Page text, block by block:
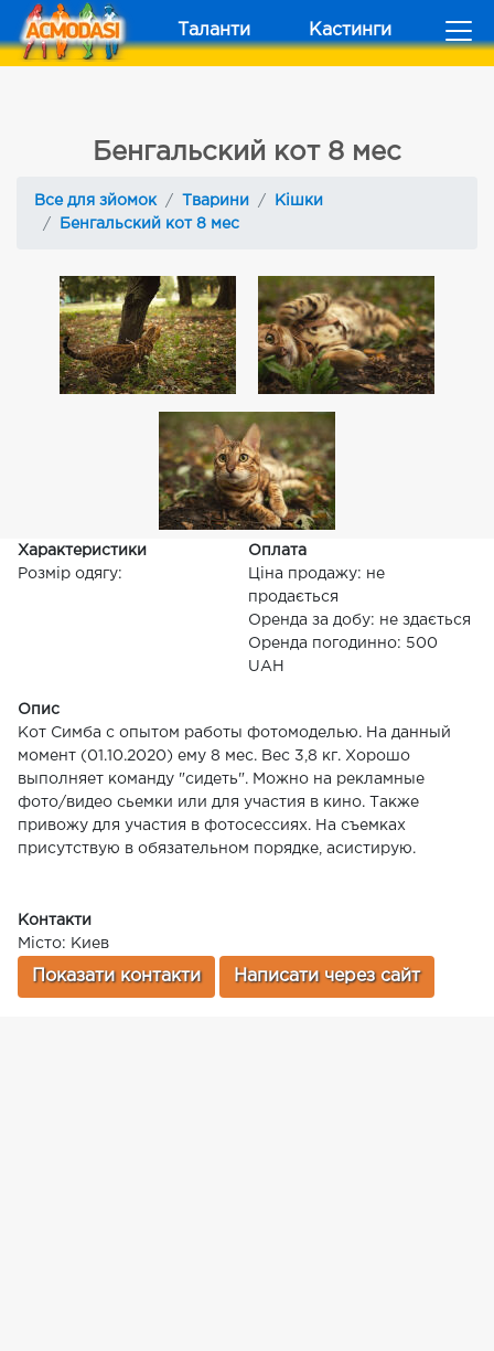
Таланти Кастинги
Бенгальский кот 8 мес
Все для зйомок Тварини
Кішки
Бенгальский кот 8 мес
Характеристики
Розмір одягу:
Оплата
Ціна продажу: не
продається
Оренда за добу: не здається
Оренда погодинно: 500
UAH
Опис
Кот Симба с опытом работы фотомоделью. На данный
момент (01.10.2020) ему 8 мес. Вес 3,8 кг. Хорошо
выполняет команду "сидеть". Можно на рекламные
фото/видео сьемки или для участия в кино. Также
привожу для участия в фотосессиях. На съемках
присутствую в обязательном порядке, асистирую.
Контакти
Місто: Киев
Показати контакти Написати через сайт